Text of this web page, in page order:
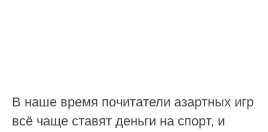
В наше время почитатели азартных игр
всё чаще ставят деньги на спорт, и